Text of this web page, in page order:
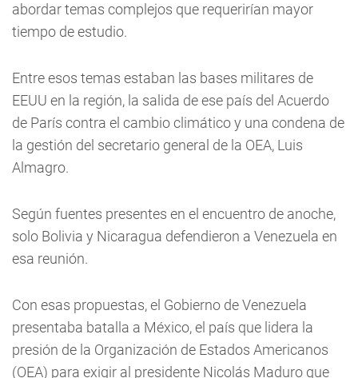
abordar temas complejos que requerirían mayor
tiempo de estudio.
Entre esos temas estaban las bases militares de
EEUU en la región, la salida de ese país del Acuerdo
de París contra el cambio climático y una condena de
la gestión del secretario general de la OEA, Luis
Almagro.
Según fuentes presentes en el encuentro de anoche,
solo Bolivia y Nicaragua defendieron a Venezuela en
esa reunión.
Con esas propuestas, el Gobierno de Venezuela
presentaba batalla a México, el país que lidera la
presión de la Organización de Estados Americanos
(OEA) para exigir al presidente Nicolás Maduro que